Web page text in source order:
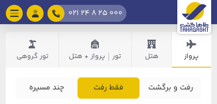
021 24 8 25 000
پرواز هتل تور پرواز + هتل تور گروهی
رفت و برگشت فقط رفت چند مسیره